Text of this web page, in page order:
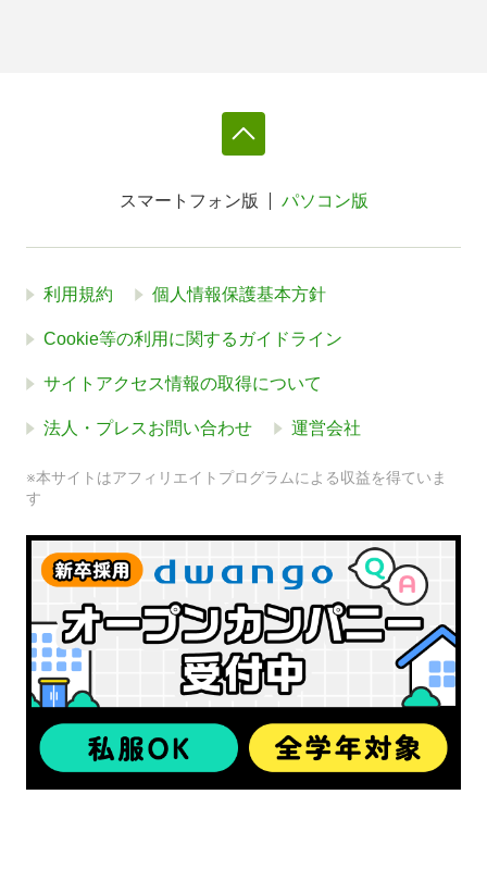
スマートフォン版 パソコン版
利用規約 個人情報保護基本方針
Cookie等の利用に関するガイドライン
サイトアクセス情報の取得について
法人・プレスお問い合わせ 運営会社
※本サイトはアフィリエイトプログラムによる収益を得ていま
す